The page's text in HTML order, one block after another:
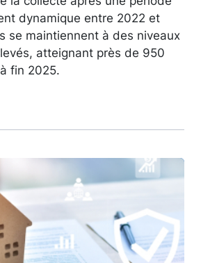
dynamique entre 2022 et
se maintiennent à des niveaux
atteignant près de 950
fin 2025.